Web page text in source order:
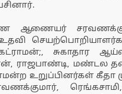
ஆணையர்
உதவி
சுகாதார
ராஜபாண்டி, மண்டல
உறுப்பினர்கள் கீதா